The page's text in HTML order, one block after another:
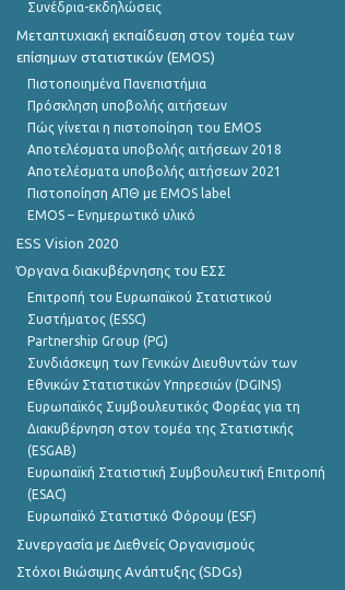
Συνέδρια-εκδηλώσεις
Μεταπτυχιακή εκπαίδευση στον τομέα των
επίσημων στατιστικών (EMOS)
Πιστοποιημένα Πανεπιστήμια
Πρόσκληση υποβολής αιτήσεων
Πώς γίνεται η πιστοποίηση του EMOS
Αποτελέσματα υποβολής αιτήσεων 2018
Αποτελέσματα υποβολής αιτήσεων 2021
Πιστοποίηση ΑΠΘ με EMOS label
EMOS – Ενημερωτικό υλικό
ESS Vision 2020
Όργανα διακυβέρνησης του ΕΣΣ
Επιτροπή του Ευρωπαϊκού Στατιστικού
Συστήματος (ESSC)
Partnership Group (PG)
Συνδιάσκεψη των Γενικών Διευθυντών των
Εθνικών Στατιστικών Υπηρεσιών (DGINS)
Ευρωπαϊκός Συμβουλευτικός Φορέας για τη
Διακυβέρνηση στον τομέα της Στατιστικής
(ESGAB)
Ευρωπαϊκή Στατιστική Συμβουλευτική Επιτροπή
(ESAC)
Ευρωπαϊκό Στατιστικό Φόρουμ (ESF)
Συνεργασία με Διεθνείς Οργανισμούς
Στόχοι Βιώσιμης Ανάπτυξης (SDGs)